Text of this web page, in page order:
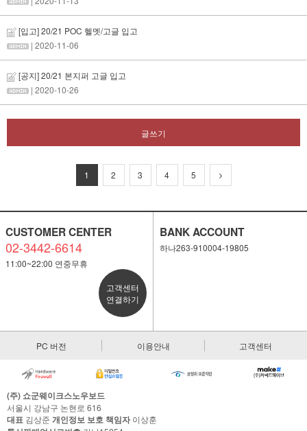
[입고] 20/21 POC 헬멧/고글 입고
| 2020-11-06
[공지] 20/21 본지퍼 고글 입고
| 2020-10-26
글쓰기
1 2 3 4 5
CUSTOMER CENTER
02-3442-6614
11:00~22:00 연중무휴
고객센터
연결하기
BANK ACCOUNT
하나263-910004-19805
PC 버전 이용안내 고객센터
(주) 쇼군웨이크스노우보드
서울시 강남구 논현로 616
대표 김상준 개인정보 보호 책임자이상훈